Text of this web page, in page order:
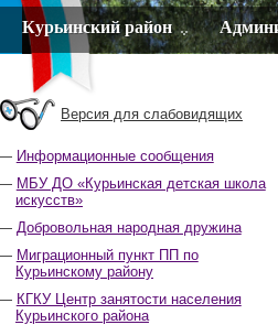
Курьинский район
Версия для слабовидящих
Информационные сообщения
МБУ ДО «Курьинская детская школа
искусств»
Добровольная народная дружина
Миграционный пункт ПП по
Курьинскому району
КГКУ Центр занятости населения
Курьинского района